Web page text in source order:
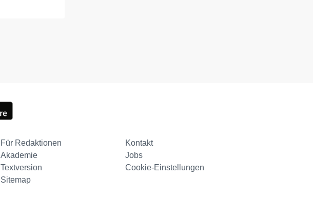
Für Redaktionen
Kontakt
Akademie
Jobs
Textversion
Cookie-Einstellungen
Sitemap